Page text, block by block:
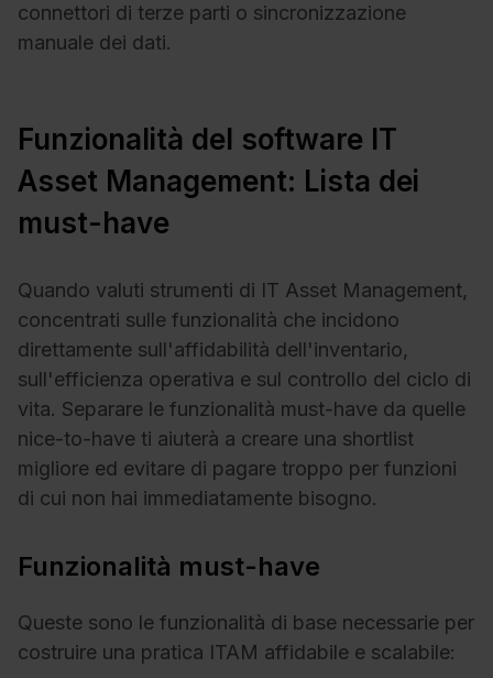
connettori di terze parti o sincronizzazione
manuale dei dati.
Funzionalità del software IT
Asset Management: Lista dei
must-have
Quando valuti strumenti di IT Asset Management,
concentrati sulle funzionalità che incidono
direttamente sull'affidabilità dell'inventario,
sull'efficienza operativa e sul controllo del ciclo di
vita. Separare le funzionalità must-have da quelle
nice-to-have ti aiuterà a creare una shortlist
migliore ed evitare di pagare troppo per funzioni
di cui non hai immediatamente bisogno.
Funzionalità must-have
Queste sono le funzionalità di base necessarie per
costruire una pratica ITAM affidabile e scalabile: